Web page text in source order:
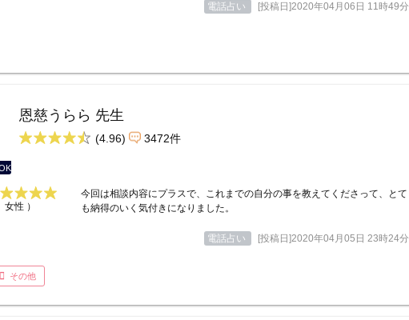
電話占い [投稿日]2020年04月06日 11時49分
恩慈うらら 先生
(4.96) 3472件
性 ）
今回は相談内容にプラスで、これまでの自分の事を教えてくださって、とて
も納得のいく気付きになりました。
電話占い [投稿日]2020年04月05日 23時24分
その他